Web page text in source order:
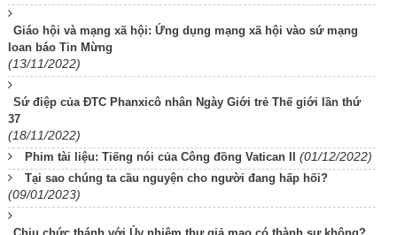
Giáo hội và mạng xã hội: Ứng dụng mạng xã hội vào sứ mạng
loan báo Tin Mừng
(13/11/2022)
Sứ điệp của ĐTC Phanxicô nhân Ngày Giới trẻ Thế giới lần thứ
37
(18/11/2022)
Phim tài liệu: Tiếng nói của Công đồng Vatican II (01/12/2022)
Tại sao chúng ta cầu nguyện cho người đang hấp hối?
(09/01/2023)